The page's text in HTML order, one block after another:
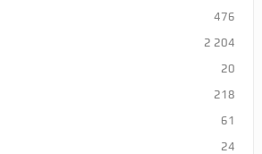
476
2 204
20
218
61
24